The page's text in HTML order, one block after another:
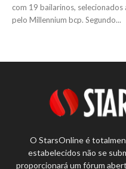
com 19 bailarinos,
pelo Millennium bcp. Segundo...
O StarsOnline é
estabelecidos não se
proporcionará um fórum